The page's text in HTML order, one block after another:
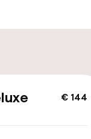
€ 144